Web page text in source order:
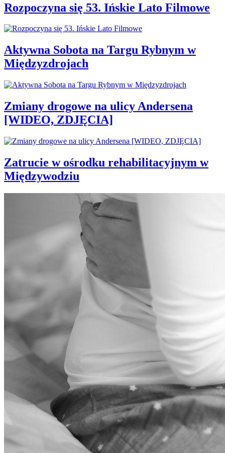
Rozpoczyna się 53. Ińskie Lato Filmowe
Aktywna Sobota na Targu Rybnym w
Międzyzdrojach
Zmiany drogowe na ulicy Andersena
[WIDEO, ZDJĘCIA]
Zatrucie w ośrodku rehabilitacyjnym w
Międzywodziu